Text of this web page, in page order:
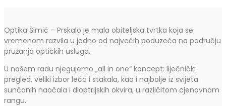
Optika Šimić – Prskalo je mala obiteljska tvrtka koja se
vremenom razvila u jedno od najvećih poduzeća na području
pružanja optičkih usluga.
U našem radu njegujemo „all in one“ koncept: liječnički
pregled, veliki izbor leća i stakala, kao i najbolje iz svijeta
sunčanih naočala i dioptrijskih okvira, u različitom cjenovnom
rangu.